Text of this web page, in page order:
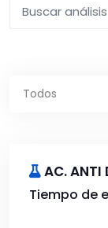
Todos
AC. ANTI
Tiempo de